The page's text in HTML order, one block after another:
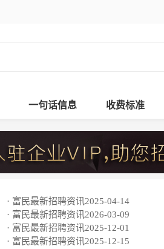
一句话信息 收费标准
· 富民最新招聘资讯2025-04-14
· 富民最新招聘资讯2026-03-09
· 富民最新招聘资讯2025-12-01
· 富民最新招聘资讯2025-12-15